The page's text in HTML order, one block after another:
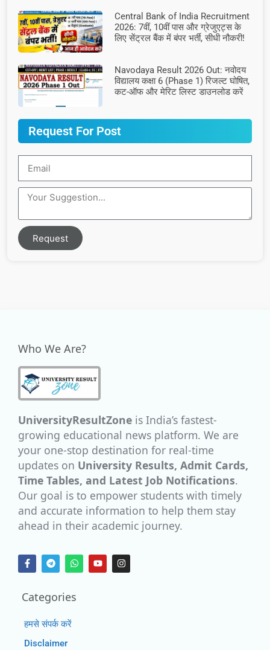
Central Bank of India Recruitment
2026: 7वीं, 10वीं पास और ग्रेजुएट्स के
लिए सेंट्रल बैंक में बंपर भर्ती, सीधी नौकरी!
Navodaya Result 2026 Out: नवोदय
विद्यालय कक्षा 6 (Phase 1) रिजल्ट घोषित,
कट-ऑफ और मेरिट लिस्ट डाउनलोड करें
Request For Post
Request
Who We Are?
UniversityResultZone is India’s fastest-
growing educational news platform. We are
your one-stop destination for real-time
updates on University Results, Admit Cards,
Time Tables, and Latest Job Notifications.
Our goal is to empower students with timely
and accurate information to help them stay
ahead in their academic journey.
Categories
हमसे संपर्क करें
Disclaimer